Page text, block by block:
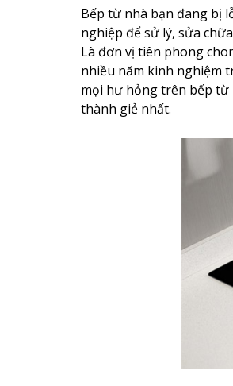
Bếp từ nhà bạn đang bị
nghiệp để sử lý, sửa
Là đơn vị tiên phong
nhiều năm kinh nghiệm
mọi hư hỏng trên bếp từ
thành giẻ nhất.